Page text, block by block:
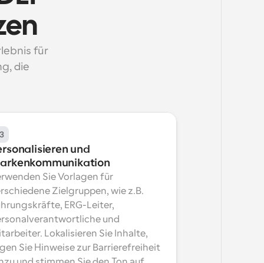
für
die
und
Sie Vorlagen für
Zielgruppen, wie z.B.
ERG-Leiter,
und
Lokalisieren Sie Inhalte,
Sie Hinweise zur Barrierefreiheit